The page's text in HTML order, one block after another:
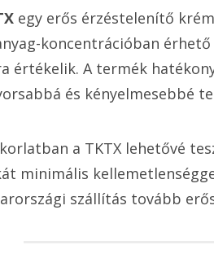
egy erős érzéstelenítő
koncentrációban
értékelik. A termék
és kényelmesebbé
a TKTX lehetővé
minimális
szállítás tovább